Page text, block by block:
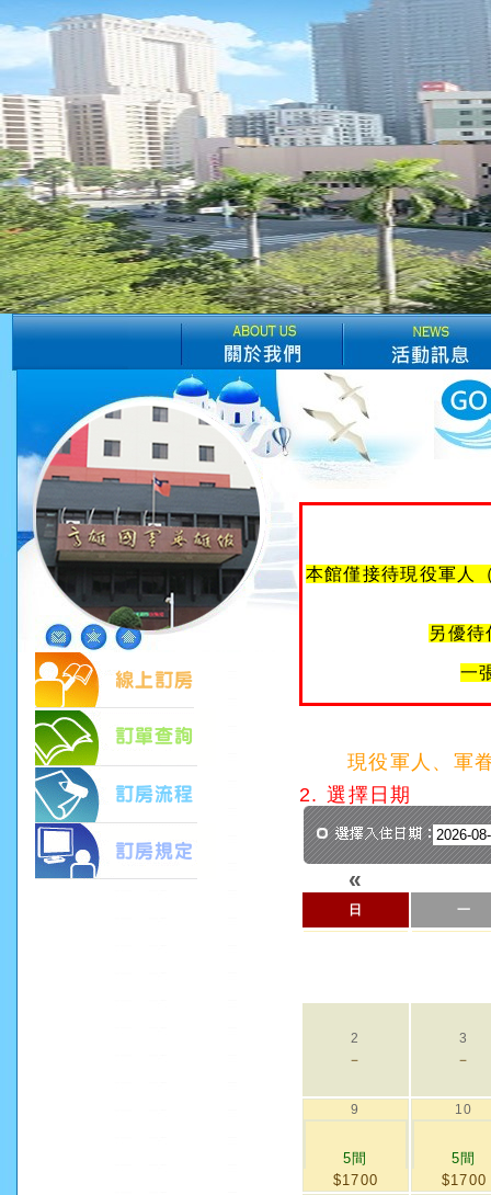
本館僅接待現役軍人
另優
一
現役軍人、軍
2. 選擇日期
«
日 一
2
－
3
－
9
5間
$1700
10
5間
$1700